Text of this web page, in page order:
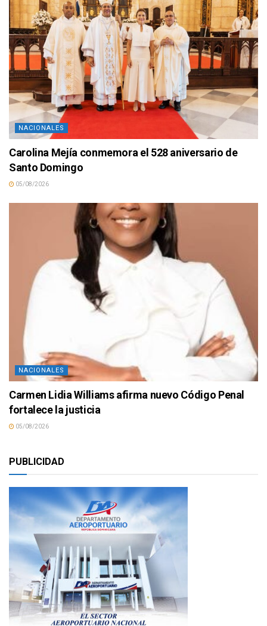
NACIONALES
Carolina Mejía conmemora el 528 aniversario de
Santo Domingo
05/08/2026
NACIONALES
Carmen Lidia Williams afirma nuevo Código Penal
fortalece la justicia
05/08/2026
PUBLICIDAD